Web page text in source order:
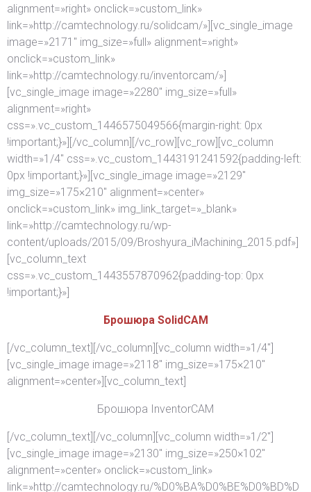
alignment=»right» onclick=»custom_link»
link=»http://camtechnology.ru/solidcam/»][vc_single_image
image=»2171″ img_size=»full» alignment=»right»
onclick=»custom_link»
link=»http://camtechnology.ru/inventorcam/»]
[vc_single_image image=»2280″ img_size=»full»
alignment=»right»
css=».vc_custom_1446575049566{margin-right: 0px
!important;}»][/vc_column][/vc_row][vc_row][vc_column
width=»1/4″ css=».vc_custom_1443191241592{padding-left:
0px !important;}»][vc_single_image image=»2129″
img_size=»175×210″ alignment=»center»
onclick=»custom_link» img_link_target=»_blank»
link=»http://camtechnology.ru/wp-
content/uploads/2015/09/Broshyura_iMachining_2015.pdf»]
[vc_column_text
css=».vc_custom_1443557870962{padding-top: 0px
!important;}»]
Брошюра SolidCAM
[/vc_column_text][/vc_column][vc_column width=»1/4″]
[vc_single_image image=»2118″ img_size=»175×210″
alignment=»center»][vc_column_text]
Брошюра InventorCAM
[/vc_column_text][/vc_column][vc_column width=»1/2″]
[vc_single_image image=»2130″ img_size=»250×102″
alignment=»center» onclick=»custom_link»
link=»http://camtechnology.ru/%D0%BA%D0%BE%D0%BD%D